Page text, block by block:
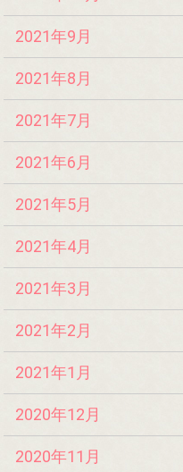
2021年9月
2021年8月
2021年7月
2021年6月
2021年5月
2021年4月
2021年3月
2021年2月
2021年1月
2020年12月
2020年11月